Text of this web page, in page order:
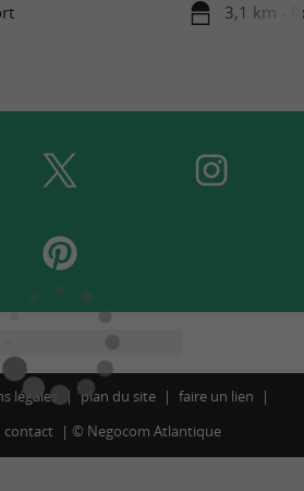
3,1 km -
légales plan du site
faire un lien
contact © Negocom Atlantique